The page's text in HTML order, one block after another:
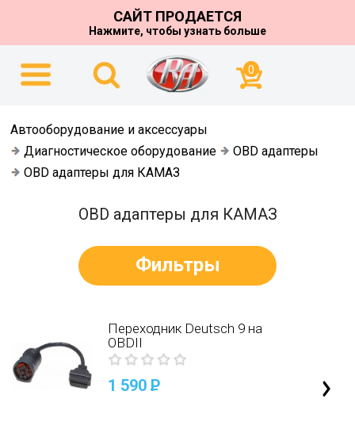
САЙТ ПРОДАЕТСЯ
Нажмите, чтобы узнать больше
0
Автооборудование и аксессуары
Диагностическое оборудование
OBD адаптеры
OBD адаптеры для КАМАЗ
OBD адаптеры для КАМАЗ
Фильтры
Переходник Deutsch 9 на
OBDII
1 590P